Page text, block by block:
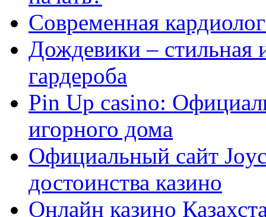
Современная
Дождевики – стильная
гардероба
Pin Up casino:
игорного дома
Официальный сайт
достоинства казино
Онлайн казино